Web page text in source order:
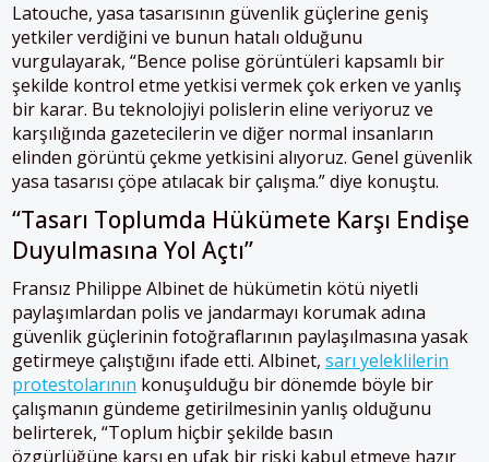
Latouche, yasa tasarısının güvenlik güçlerine geniş
yetkiler verdiğini ve bunun hatalı olduğunu
vurgulayarak, “Bence polise görüntüleri kapsamlı bir
şekilde kontrol etme yetkisi vermek çok erken ve yanlış
bir karar. Bu teknolojiyi polislerin eline veriyoruz ve
karşılığında gazetecilerin ve diğer normal insanların
elinden görüntü çekme yetkisini alıyoruz. Genel güvenlik
yasa tasarısı çöpe atılacak bir çalışma.” diye konuştu.
“Tasarı Toplumda Hükümete Karşı Endişe
Duyulmasına Yol Açtı”
Fransız Philippe Albinet de hükümetin kötü niyetli
paylaşımlardan polis ve jandarmayı korumak adına
güvenlik güçlerinin fotoğraflarının paylaşılmasına yasak
getirmeye çalıştığını ifade etti. Albinet, sarı yeleklilerin
protestolarının konuşulduğu bir dönemde böyle bir
çalışmanın gündeme getirilmesinin yanlış olduğunu
belirterek, “Toplum hiçbir şekilde basın
özgürlüğüne karşı en ufak bir riski kabul etmeye hazır